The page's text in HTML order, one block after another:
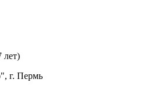
лет)
г. Пермь